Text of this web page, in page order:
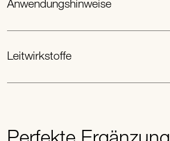
Anwendungshinweise
Leitwirkstoffe